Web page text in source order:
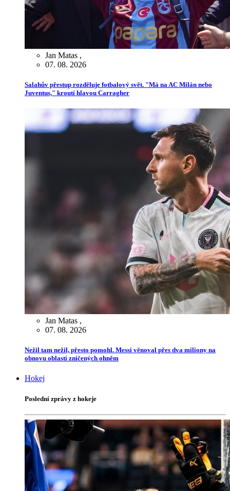
Jan Matas ,
07. 08. 2026
Salahův přestup rozděluje fotbalový svět. "Má na AC Milán nebo
Juventus," kroutí hlavou Carragher
Jan Matas ,
07. 08. 2026
Nežil tam nežil, přesto pomohl. Messi věnoval přes dva miliony na
obnovu oblastí zničených ohněm
Hokej
Poslední zprávy z hokeje